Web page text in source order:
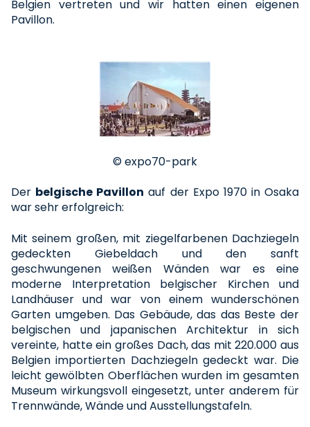
Belgien vertreten und wir hatten einen eigenen
Pavillon.
© expo70-park
Der belgische Pavillon auf der Expo 1970 in Osaka
war sehr erfolgreich:
Mit seinem großen, mit ziegelfarbenen Dachziegeln
gedeckten Giebeldach und den sanft
geschwungenen weißen Wänden war es eine
moderne Interpretation belgischer Kirchen und
Landhäuser und war von einem wunderschönen
Garten umgeben. Das Gebäude, das das Beste der
belgischen und japanischen Architektur in sich
vereinte, hatte ein großes Dach, das mit 220.000 aus
Belgien importierten Dachziegeln gedeckt war. Die
leicht gewölbten Oberflächen wurden im gesamten
Museum wirkungsvoll eingesetzt, unter anderem für
Trennwände, Wände und Ausstellungstafeln.